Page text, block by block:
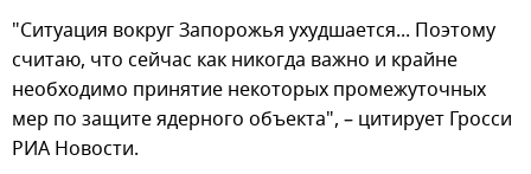
"Ситуация вокруг Запорожья ухудшается... Поэтому
считаю, что сейчас как никогда важно и крайне
необходимо принятие некоторых промежуточных
мер по защите ядерного объекта", – цитирует Гросси
РИА Новости.